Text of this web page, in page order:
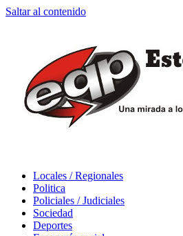
Saltar al contenido
Locales / Regionales
Politica
Policiales / Judiciales
Sociedad
Deportes